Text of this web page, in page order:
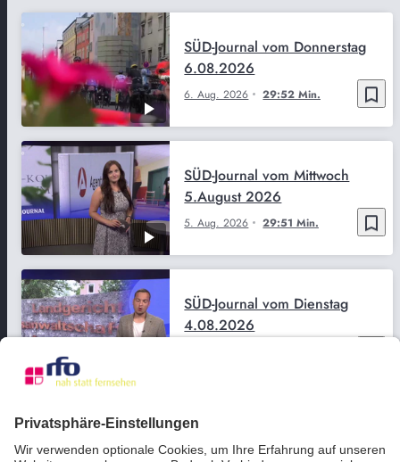
bookmark_border
6. Aug. 2026 29:52 Min.
SÜD-Journal vom Donnerstag
6.08.2026
bookmark_border
5. Aug. 2026 29:51 Min.
SÜD-Journal vom Mittwoch
5.August 2026
SÜD-Journal vom Dienstag
4.08.2026
SÜD-Journal vom Montag
3.08.2026